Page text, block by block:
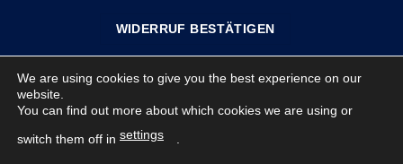
WIDERRUF BESTÄTIGEN
VERKAUFSBEDINGUNGEN
VERHALTENSKODEX
APS Arosio GmbH
We are using cookies to give you the best experience on our
website.
You can find out more about which cookies we are using or
switch them off in settings .